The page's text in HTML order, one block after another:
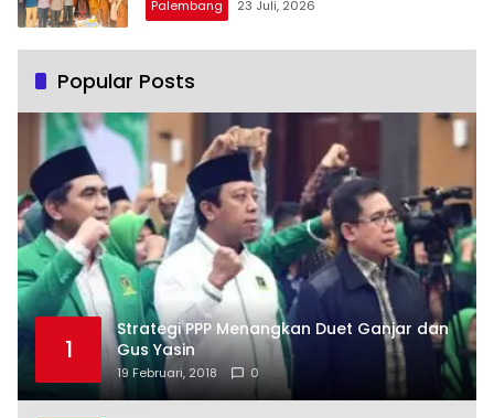
Palembang 23 Juli, 2026
Popular Posts
1
Strategi PPP Menangkan Duet Ganjar dan
Gus Yasin
19 Februari, 2018 0